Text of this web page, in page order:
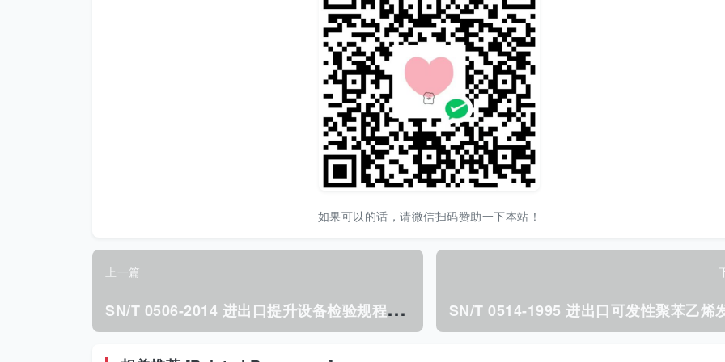
如果可以的话，请微信扫码赞助一下本站！
上一篇
S
N/T 0506-2014 进出口提升设备检验规程 手动、电动葫芦.pdf